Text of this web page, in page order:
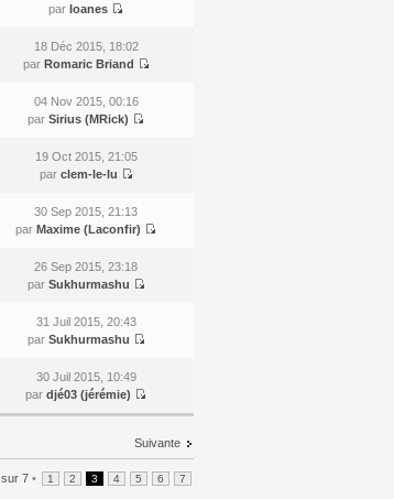
par Ioanes
18 Déc 2015, 18:02
par Romaric Briand
04 Nov 2015, 00:16
par Sirius (MRick)
19 Oct 2015, 21:05
par clem-le-lu
30 Sep 2015, 21:13
par Maxime (Laconfir)
26 Sep 2015, 23:18
par Sukhurmashu
31 Juil 2015, 20:43
par Sukhurmashu
30 Juil 2015, 10:49
par djé03 (jérémie)
Suivante
sur 7 • 1 2 3 4 5 6 7